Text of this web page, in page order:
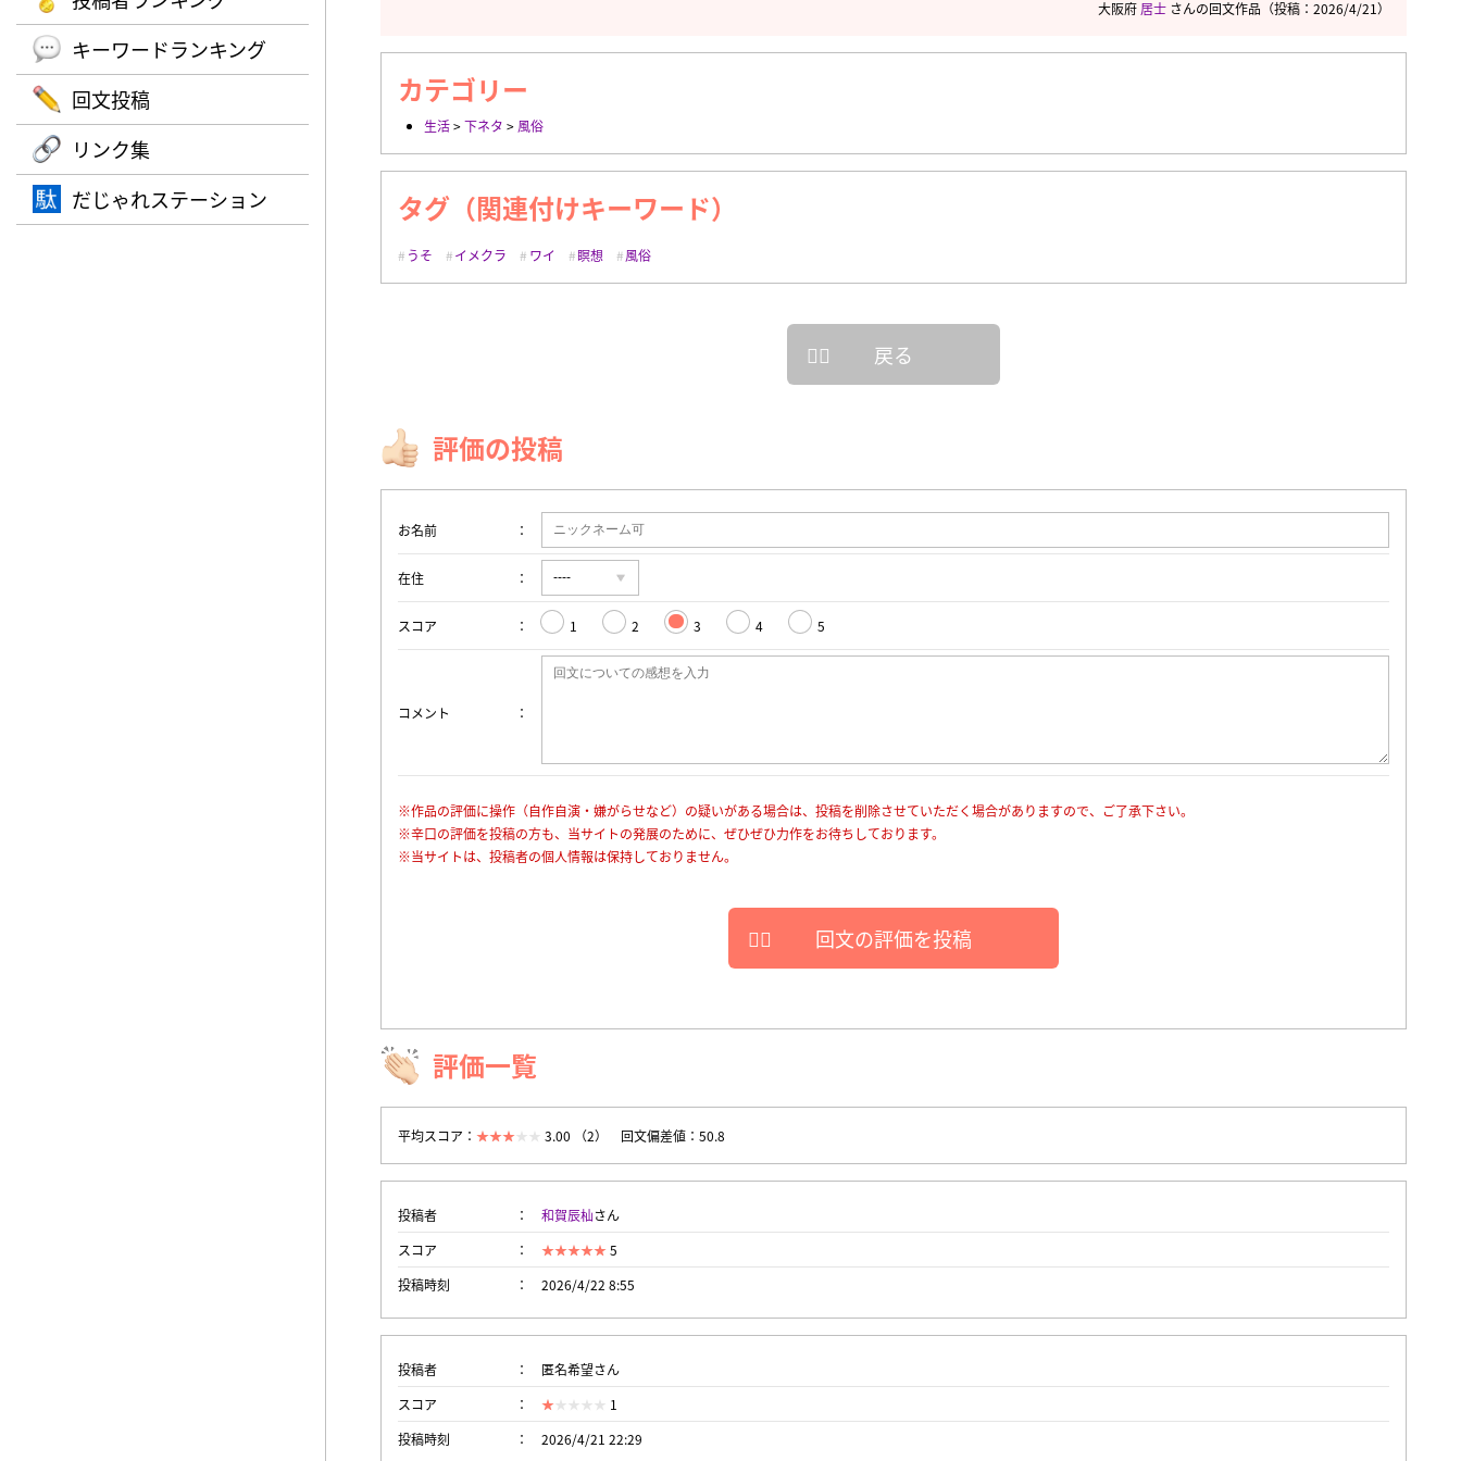
キーワードランキング
回文投稿
リンク集
だじゃれステーション
大阪府 居士 さんの回文作品 （投稿：2026/4/21）
カテゴリー
生活>下ネタ > 風俗
タグ（関連付けキーワード）
うそ イメクラ ワイ 瞑想 風俗
戻る
評価の投稿
お名前
在住
スコア 1 2 3 4 5
コメント
※作品の評価に操作（自作自演・嫌がらせなど）の疑いがある場合は、投稿を削除させていただく場合がありますので、ご了承下さい。
※辛口の評価を投稿の方も、当サイトの発展のために、ぜひぜひ力作をお待ちしております。
※当サイトは、投稿者の個人情報は保持しておりません。
回文の評価を投稿
評価一覧
平均スコア： 3.00 （2） 回文偏差値：50.8
投稿者 和賀辰杣さん
スコア
5
投稿時刻
2026/4/22 8:55
投稿者
匿名希望さん
スコア
1
投稿時刻
2026/4/21 22:29